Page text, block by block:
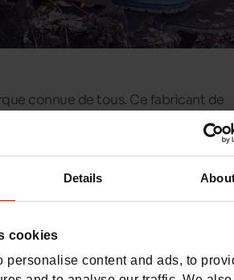
Details
cookies
personalise content and ads, to
connue de tous. Ce fabricant de
des modèles de haute qualité qui
et adaptés aux modes de vie
souplesse, et enfin un chaussant
aux pieds qui pourraient gonfler au